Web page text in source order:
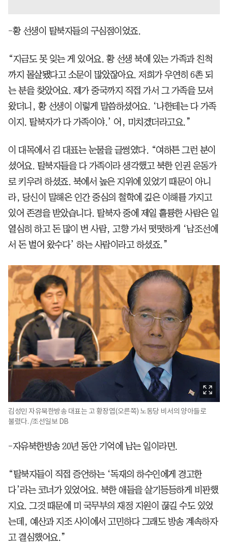
-황 선생이 탈북자들의 구심점이었죠.
“지금도 못 잊는 게 있어요. 황 선생 북에 있는 가족과 친척
까지 몰살됐다고 소문이 많았잖아요. 저희가 우연히 6촌 되
는 분을 찾았어요. 제가 중국까지 직접 가서 그 가족을 모셔
왔더니, 황 선생이 이렇게 말씀하셨어요. ‘나한테는 다 가족
이지. 탈북자가 다 가족이야.’ 어, 미치겠더라고요.”
이 대목에서 김 대표는 눈물을 글썽였다. “여하튼 그런 분이
셨어요. 탈북자들을 다 가족이라 생각했고 북한 인권 운동가
로 키우려 하셨죠. 북에서 높은 지위에 있었기 때문이 아니
라, 당신이 말해온 인간 중심의 철학에 깊은 이해를 가지고
있어 존경을 받았습니다. 탈북자 중에 제일 훌륭한 사람은 일
열심히 하고 돈 많이 번 사람, 고향 가서 떳떳하게 ‘남조선에
서 돈 벌어 왔수다’ 하는 사람이라고 하셨죠.”
김성민 자유북한방송 대표는 고 황장엽(오른쪽) 노동당 비서의 양아들로
불렸다. /조선일보 DB
-자유북한방송 20년 동안 기억에 남는 일이라면.
“탈북자들이 직접 증언하는 ‘독재의 하수인에게 경고한
다’라는 코너가 있었어요. 북한 애들을 살기등등하게 비판했
지요. 그것 때문에 미 국무부의 재정 지원이 끊길 수도 있었
는데, 예산과 지조 사이에서 고민하다 그래도 방송 계속하자
고 결심했어요.”